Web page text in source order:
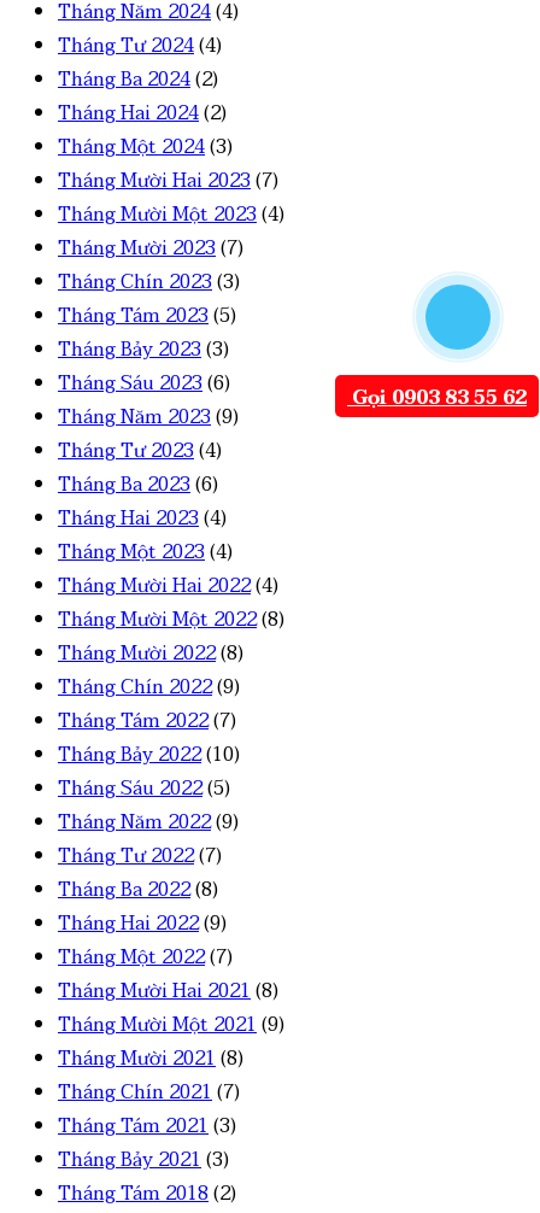
Tháng Năm 2024(4)
Tháng Tư 2024(4)
Tháng Ba 2024(2)
Tháng Hai 2024(2)
Tháng Một 2024(3)
Tháng Mười Hai 2023(7)
Tháng Mười Một 2023(4)
Tháng Mười 2023(7)
Tháng Chín 2023(3)
Tháng Tám 2023(5)
Tháng Bảy 2023(3)
Tháng Sáu 2023(6)
Tháng Năm 2023(9)
Tháng Tư 2023(4)
Tháng Ba 2023(6)
Tháng Hai 2023(4)
Tháng Một 2023(4)
Tháng Mười Hai 2022(4)
Tháng Mười Một 2022(8)
Tháng Mười 2022(8)
Tháng Chín 2022(9)
Tháng Tám 2022(7)
Tháng Bảy 2022(10)
Tháng Sáu 2022(5)
Tháng Năm 2022(9)
Tháng Tư 2022(7)
Tháng Ba 2022(8)
Tháng Hai 2022(9)
Tháng Một 2022(7)
Tháng Mười Hai 2021(8)
Tháng Mười Một 2021(9)
Tháng Mười 2021(8)
Tháng Chín 2021(7)
Tháng Tám 2021(3)
Tháng Bảy 2021(3)
Tháng Tám 2018(2)
Gọi 0903 83 55 62